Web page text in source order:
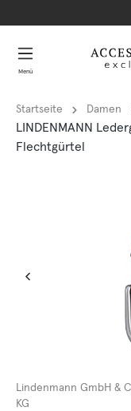
Menü
Startseite Damen
LINDENMANN
Flechtgürtel
Lindenmann GmbH &
KG